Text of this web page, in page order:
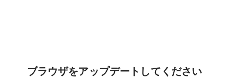
ブラウザをアップデートしてください